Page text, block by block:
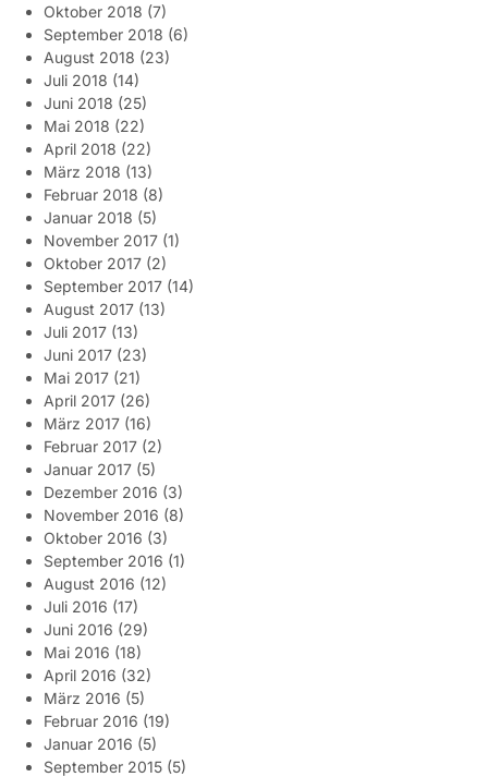
Oktober 2018 (7)
September 2018 (6)
August 2018 (23)
Juli 2018 (14)
Juni 2018 (25)
Mai 2018 (22)
April 2018 (22)
März 2018 (13)
Februar 2018 (8)
Januar 2018 (5)
November 2017 (1)
Oktober 2017 (2)
September 2017 (14)
August 2017 (13)
Juli 2017 (13)
Juni 2017 (23)
Mai 2017 (21)
April 2017 (26)
März 2017 (16)
Februar 2017 (2)
Januar 2017 (5)
Dezember 2016 (3)
November 2016 (8)
Oktober 2016 (3)
September 2016 (1)
August 2016 (12)
Juli 2016 (17)
Juni 2016 (29)
Mai 2016 (18)
April 2016 (32)
März 2016 (5)
Februar 2016 (19)
Januar 2016 (5)
September 2015 (5)